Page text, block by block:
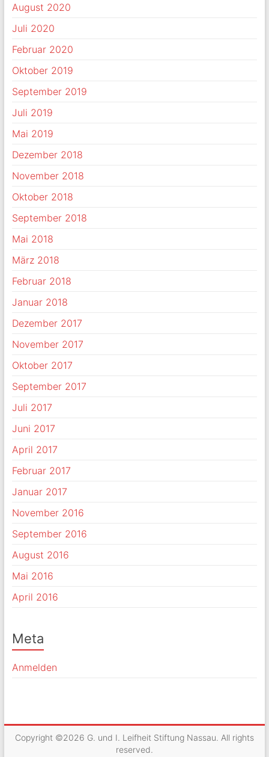
August 2020
Juli 2020
Februar 2020
Oktober 2019
September 2019
Juli 2019
Mai 2019
Dezember 2018
November 2018
Oktober 2018
September 2018
Mai 2018
März 2018
Februar 2018
Januar 2018
Dezember 2017
November 2017
Oktober 2017
September 2017
Juli 2017
Juni 2017
April 2017
Februar 2017
Januar 2017
November 2016
September 2016
August 2016
Mai 2016
April 2016
Meta
Anmelden
Copyright ©2026 G. und I. Leifheit Stiftung Nassau. All rights
reserved.